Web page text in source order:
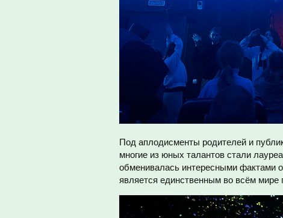
Под аплодисменты родителей и
многие из юных талантов стали
обменивалась интересными фактами
является единственным во всём мире